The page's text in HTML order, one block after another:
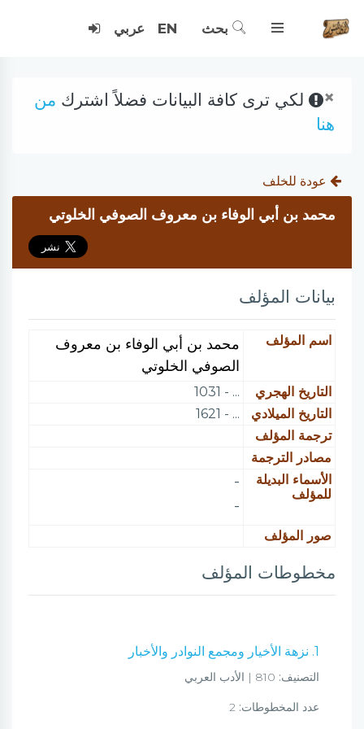
بحث EN عربي
× لكي ترى كافة البيانات فضلاً اشترك من
هنا
عودة للخلف
محمد بن أبي الوفاء بن معروف الصوفي الخلوتي
بيانات المؤلف
اسم المؤلف
محمد بن أبي الوفاء بن معروف
الصوفي الخلوتي
التاريخ الهجري
... - 1031
التاريخ الميلادي
... - 1621
ترجمة المؤلف
مصادر الترجمة
الأسماء البديلة
للمؤلف
-
-
صور المؤلف
مخطوطات المؤلف
1. نزهة الأخيار ومجمع النوادر والأخبار
التصنيف:
عدد المخطوطات: